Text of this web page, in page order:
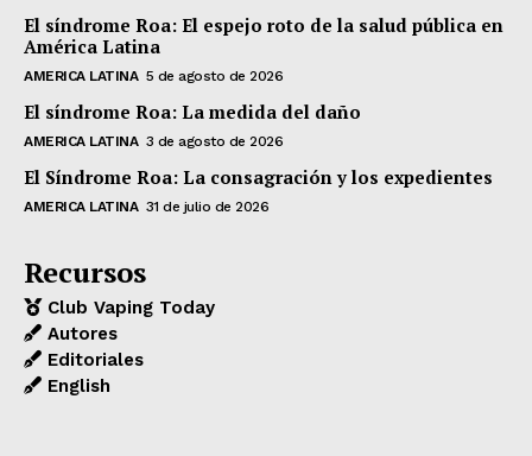
El síndrome Roa: El espejo roto de la salud pública en
América Latina
AMERICA LATINA 5 de agosto de 2026
El síndrome Roa: La medida del daño
AMERICA LATINA 3 de agosto de 2026
El Síndrome Roa: La consagración y los expedientes
AMERICA LATINA 31 de julio de 2026
Recursos
Club Vaping Today
Autores
Editoriales
English